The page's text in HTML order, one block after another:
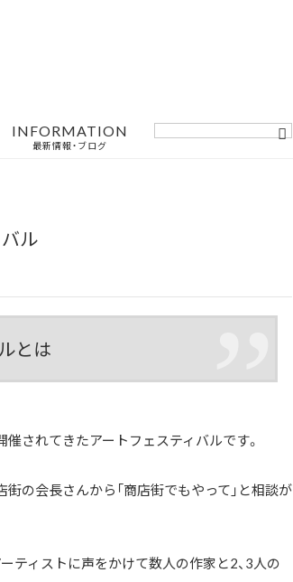
INFORMATION
最新情報・ブログ
ル
とは
されてきたアートフェスティバルです。
の会長さんから「商店街でもやって」と相談が
ティストに声をかけて数人の作家と2、3人の